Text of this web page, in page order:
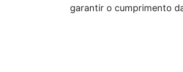
garantir o cumprimento